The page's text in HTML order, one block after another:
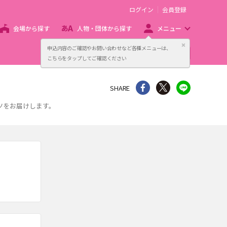
申込内容のご確認やお問い合わせなど各種メニューは、
こちらをタップしてご確認ください
閉じる
ログイン 会員登録
会場から探す 人物・団体から探す メニュー
主催者向け販売サービス
お届けします。
SHARE シェア Twitter